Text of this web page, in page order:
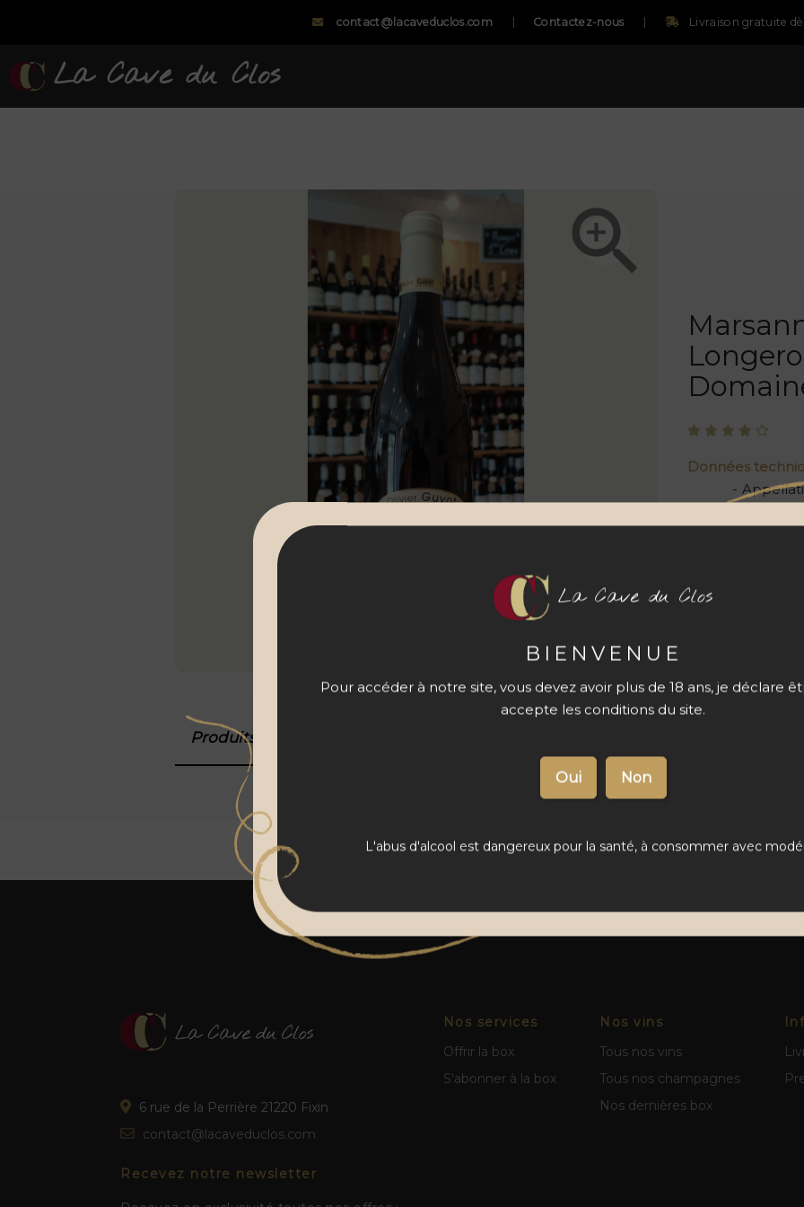
contact@lacaveduclos.com Contactez-nous Livraison gratuite
La Cave du Clos

Données
Cépage
Produits associés
6 rue de la Perrière 21220 Fixin
contact@lacaveduclos.com
Nos services
Offrir la box
S'abonner à la box
Nos vins
Tous nos vins
Tous nos champagnes
Nos dernières box
Recevez notre newsletter
La Cave du Clos
BIENVENUE
Pour accéder à notre site, vous devez avoir plus de 18 ans, je déclare
accepte les conditions du site.
L'abus d'alcool est dangereux pour la santé, à consommer avec